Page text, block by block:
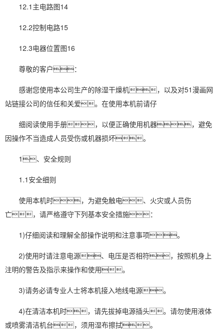
12.1主电路图14
12.2控制电路15
12.3电器位置图16
尊敬的客户：
感谢您使用本公司生产的除湿干燥机，以及对51漫画网
站链接公司的信任和关爱。在使用本机前请仔
细阅读使用手册，以便正确使用机器，避免
因操作不当造成人员受伤或机器损坏。
1、安全规则
1.1安全细则
使用本机时，为避免触电、火灾或人员伤
亡，请严格遵守下列基本安全措施：
1)仔细阅读和理解全部操作说明和注意事项。
2)使用时请注意电源、电压是否相符，按照机身上
注明的警告及指示来操作和使用。
3)请务必请专业人士将本机接入地线电源。
4)在清洁本机时，请先拔掉电源插头。请勿使用液体
或喷雾清洁机台，须用湿布擦拭。